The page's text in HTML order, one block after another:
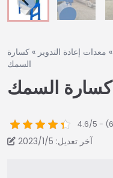
» معدات إعادة التدوير » كسارة
السمك
كسارة السمك
آخر تعديل: 2023/1/5